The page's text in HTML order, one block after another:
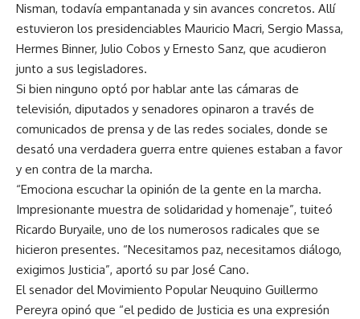
Nisman, todavía empantanada y sin avances concretos. Allí
estuvieron los presidenciables Mauricio Macri, Sergio Massa,
Hermes Binner, Julio Cobos y Ernesto Sanz, que acudieron
junto a sus legisladores.
Si bien ninguno optó por hablar ante las cámaras de
televisión, diputados y senadores opinaron a través de
comunicados de prensa y de las redes sociales, donde se
desató una verdadera guerra entre quienes estaban a favor
y en contra de la marcha.
“Emociona escuchar la opinión de la gente en la marcha.
Impresionante muestra de solidaridad y homenaje”, tuiteó
Ricardo Buryaile, uno de los numerosos radicales que se
hicieron presentes. “Necesitamos paz, necesitamos diálogo,
exigimos Justicia”, aportó su par José Cano.
El senador del Movimiento Popular Neuquino Guillermo
Pereyra opinó que “el pedido de Justicia es una expresión